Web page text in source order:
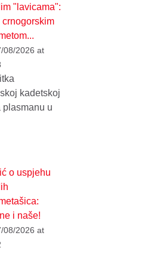
"lavicama":
crnogorskim
08/2026 at
kadetskoj
plasmanu u
o uspjehu
i naše!
08/2026 at